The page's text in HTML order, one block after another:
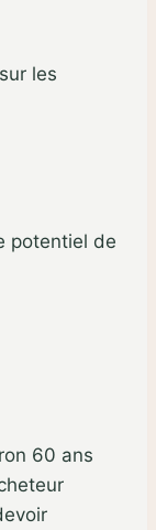
les
potentiel de
60 ans